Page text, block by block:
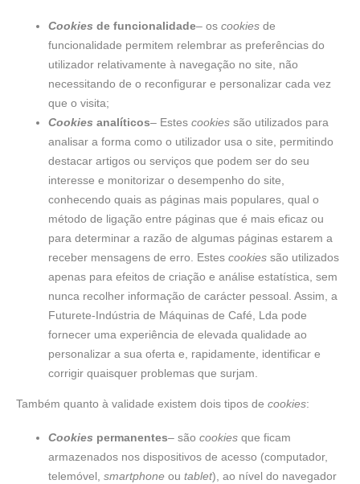
Cookies de funcionalidade– os cookies de
funcionalidade permitem relembrar as preferências do
utilizador relativamente à navegação no site, não
necessitando de o reconfigurar e personalizar cada vez
que o visita;
Cookies analíticos– Estes cookies são utilizados para
analisar a forma como o utilizador usa o site, permitindo
destacar artigos ou serviços que podem ser do seu
interesse e monitorizar o desempenho do site,
conhecendo quais as páginas mais populares, qual o
método de ligação entre páginas que é mais eficaz ou
para determinar a razão de algumas páginas estarem a
receber mensagens de erro. Estes cookies são utilizados
apenas para efeitos de criação e análise estatística, sem
nunca recolher informação de carácter pessoal. Assim, a
Futurete-Indústria de Máquinas de Café, Lda pode
fornecer uma experiência de elevada qualidade ao
personalizar a sua oferta e, rapidamente, identificar e
corrigir quaisquer problemas que surjam.
Também quanto à validade existem dois tipos de cookies:
Cookies permanentes– são cookies que ficam
armazenados nos dispositivos de acesso (computador,
telemóvel, smartphone ou tablet), ao nível do navegador